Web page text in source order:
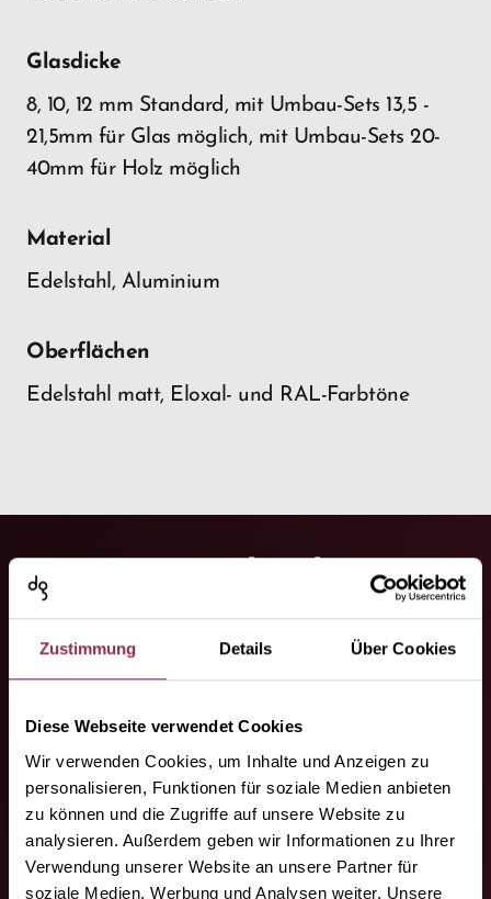
Zustimmung Details Über Cookies
Diese Webseite verwendet Cookies
Wir verwenden Cookies, um Inhalte und Anzeigen zu
personalisieren, Funktionen für soziale Medien anbieten
zu können und die Zugriffe auf unsere Website zu
analysieren. Außerdem geben wir Informationen zu Ihrer
Verwendung unserer Website an unsere Partner für
soziale Medien, Werbung und Analysen weiter. Unsere
Glasdicke
8, 10, 12 mm Standard, mit Umbau-Sets 13,5 -
21,5mm für Glas möglich, mit Umbau-Sets 20-
40mm für Holz möglich
Material
Edelstahl, Aluminium
Oberflächen
Edelstahl matt, Eloxal- und RAL-Farbtöne
Produktinformationen
Montageanleitungen (7) keyboard_arrow_down
Zeichnungen (17) keyboard_arrow_down